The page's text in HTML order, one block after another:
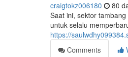
craigtokz006180 80
Saat ini, sektor
untuk selalu
https://
Comments